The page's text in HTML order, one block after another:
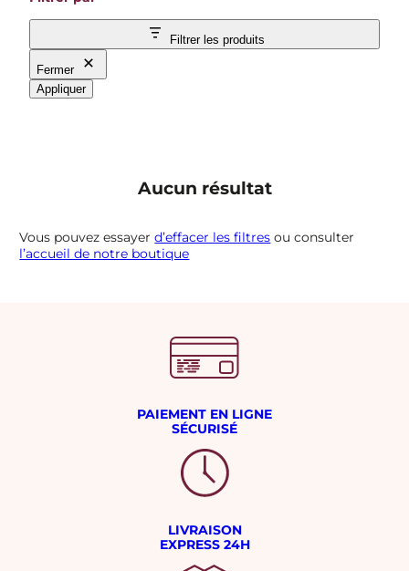
Filtrer les produits
Fermer
Appliquer
Aucun résultat
Vous pouvez essayerd’effacer les filtres ou consulter
l’accueil de notre boutique
PAIEMENT EN LIGNE
SÉCURISÉ
LIVRAISON
EXPRESS 24H